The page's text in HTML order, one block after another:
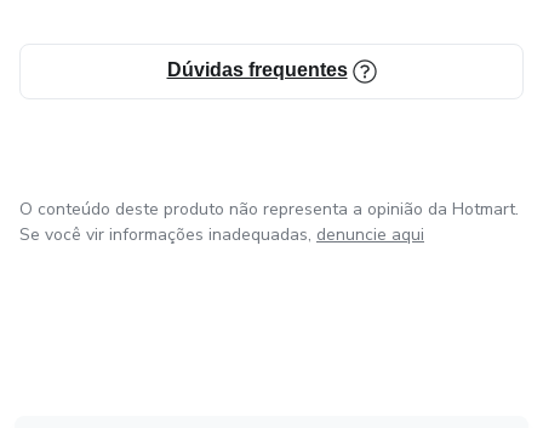
Dúvidas frequentes
O conteúdo deste produto não representa a opinião da Hotmart.
Se você vir informações inadequadas, denuncie aqui